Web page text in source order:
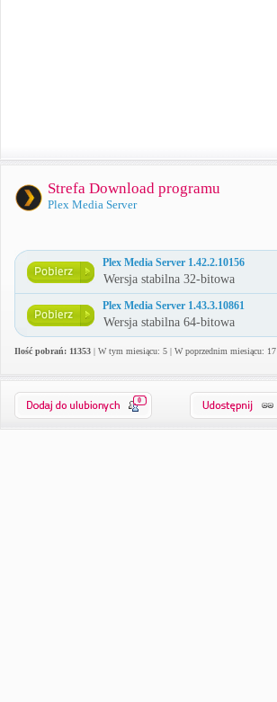
Strefa Download programu
Plex Media Server
Plex Media Server 1.42.2.10156
Wersja stabilna 32-bitowa
Plex Media Server 1.43.3.10861
Wersja stabilna 64-bitowa
Ilość pobrań: 11353 | W tym miesiącu: 5 | W poprzednim miesiącu: 17
0